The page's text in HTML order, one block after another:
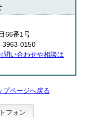
66番1号
0150
問い合わせや相談は
プページへ戻る
フォン